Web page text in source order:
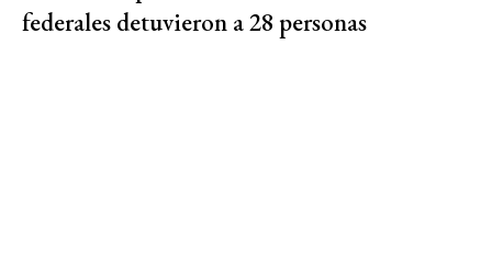
federales detuvieron a 28 personas